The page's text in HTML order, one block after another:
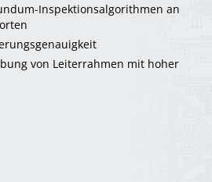
Inspektionsalgorithmen an
von Leiterrahmen mit hoher